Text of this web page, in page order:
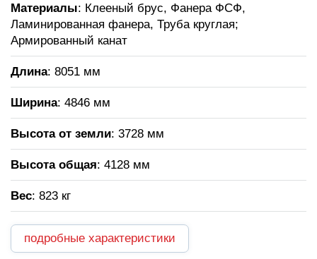
Материалы: Клееный брус, Фанера ФСФ,
Ламинированная фанера, Труба круглая;
Армированный канат
Длина: 8051 мм
Ширина: 4846 мм
Высота от земли: 3728 мм
Высота общая: 4128 мм
Вес: 823 кг
подробные характеристики